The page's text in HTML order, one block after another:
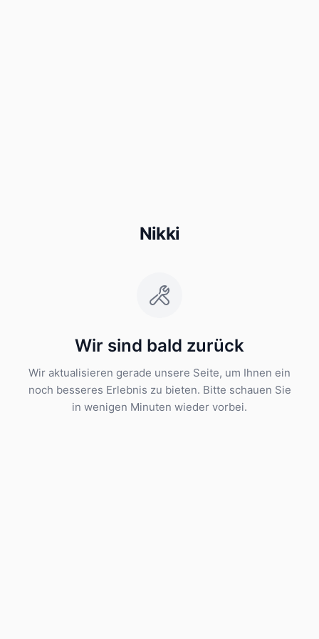
Nikki
Wir sind bald zurück
Wir aktualisieren gerade unsere Seite, um Ihnen ein
noch besseres Erlebnis zu bieten. Bitte schauen Sie
in wenigen Minuten wieder vorbei.